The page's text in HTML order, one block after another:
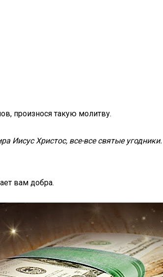
произнося такую молитву.
Христос, все-все святые
вам добра.